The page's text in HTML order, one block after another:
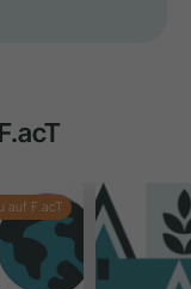
auf F.acT